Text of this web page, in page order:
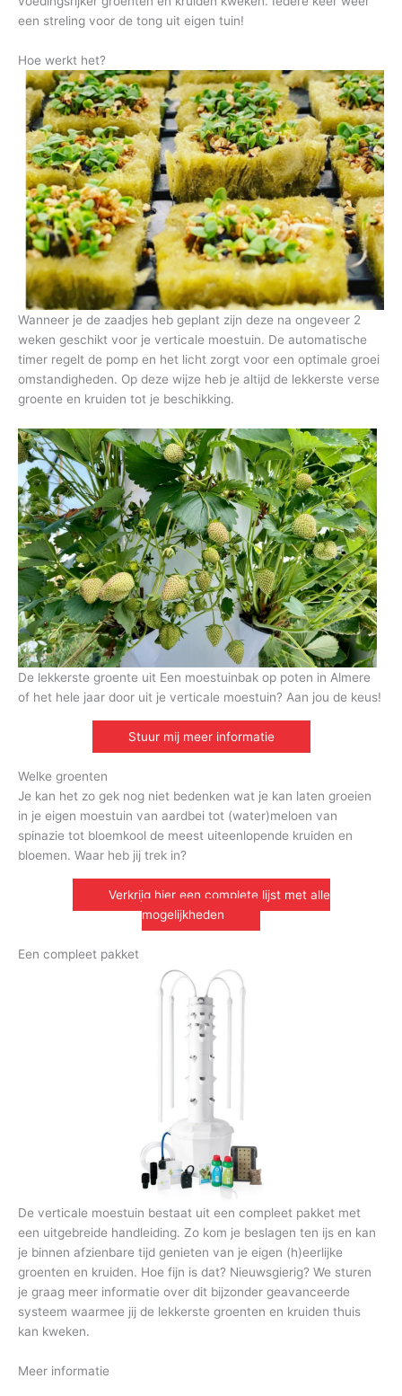
een streling voor de tong uit eigen tuin!
Hoe werkt het?
Wanneer je de zaadjes heb geplant zijn deze na ongeveer 2
weken geschikt voor je verticale moestuin. De automatische
timer regelt de pomp en het licht zorgt voor een optimale groei
omstandigheden. Op deze wijze heb je altijd de lekkerste verse
groente en kruiden tot je beschikking.
De lekkerste groente uit Een moestuinbak op poten in Almere
of het hele jaar door uit je verticale moestuin? Aan jou de keus!
Stuur mij meer informatie
Welke groenten
Je kan het zo gek nog niet bedenken wat je kan laten groeien
in je eigen moestuin van aardbei tot (water)meloen van
spinazie tot bloemkool de meest uiteenlopende kruiden en
bloemen. Waar heb jij trek in?
Verkrijg hier een complete lijst met alle
mogelijkheden
Een compleet pakket
De verticale moestuin bestaat uit een compleet pakket met
een uitgebreide handleiding. Zo kom je beslagen ten ijs en kan
je binnen afzienbare tijd genieten van je eigen (h)eerlijke
groenten en kruiden. Hoe fijn is dat? Nieuwsgierig? We sturen
je graag meer informatie over dit bijzonder geavanceerde
systeem waarmee jij de lekkerste groenten en kruiden thuis
kan kweken.
Meer informatie